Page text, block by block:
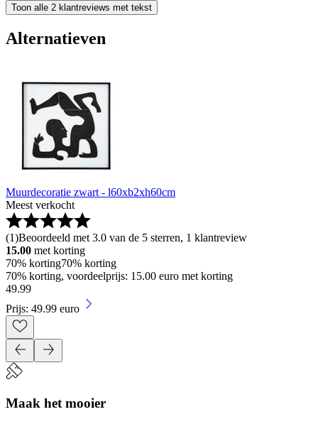
Toon alle 2 klantreviews met tekst
Alternatieven
Muurdecoratie zwart - l60xb2xh60cm
Meest verkocht
(1)Beoordeeld met 3.0 van de 5 sterren, 1 klantreview
15.00 met korting
70% korting70% korting
70% korting, voordeelprijs: 15.00 euro met korting
49.99
Prijs: 49.99 euro
Maak het mooier